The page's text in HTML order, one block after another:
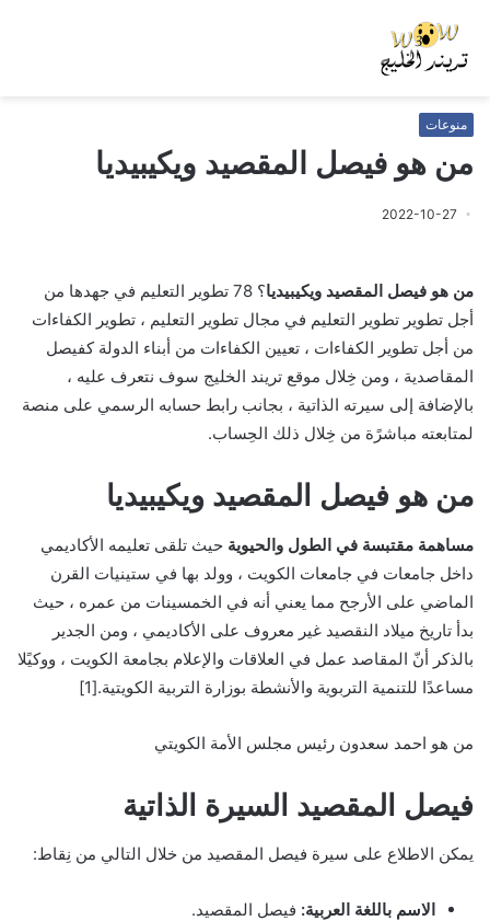
منوعات
من هو فيصل المقصيد ويكيبيديا
2022-10-27
من هو فيصل المقصيد ويكيبيديا
؟ 78 تطوير التعليم في جهدها من
أجل تطوير تطوير التعليم في مجال تطوير التعليم ، تطوير الكفاءات
من أجل تطوير الكفاءات ، تعيين الكفاءات من أبناء الدولة كفيصل
المقاصدية ، ومن خِلال موقع تريند الخليج سوف نتعرف عليه ،
بالإضافة إلى سيرته الذاتية ، بجانب رابط حسابه الرسمي على منصة
لمتابعته مباشرًة من خِلال ذلك الحِساب.
من هو فيصل المقصيد ويكيبيديا
مساهمة مقتبسة في الطول والحيوية حيث تلقى تعليمه الأكاديمي
داخل جامعات في جامعات الكويت ، وولد بها في ستينيات القرن
الماضي على الأرجح مما يعني أنه في الخمسينات من عمره ، حيث
بدأ تاريخ ميلاد النقصيد غير معروف على الأكاديمي ، ومن الجدير
بالذكر أنّ المقاصد عمل في العلاقات والإعلام بجامعة الكويت ، ووكيًلا
مساعدًا للتنمية التربوية والأنشطة بوزارة التربية الكويتية.[1]
من هو احمد سعدون رئيس مجلس الأمة الكويتي
فيصل المقصيد السيرة الذاتية
يمكن الاطلاع على سيرة فيصل المقصيد من خلال التالي من نِقاط:
الاسم باللغة العربية: فيصل المقصيد.